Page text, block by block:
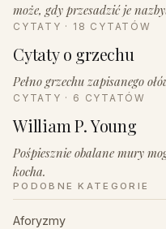
może, gdy przesadzić je
CYTATY · 18 CYTATÓW
Cytaty o grzechu
Pełno grzechu zapisanego
CYTATY · 6 CYTATÓW
William P. Young
Pośpiesznie obalane mury
kocha.
PODOBNE KATEGORIE
Aforyzmy